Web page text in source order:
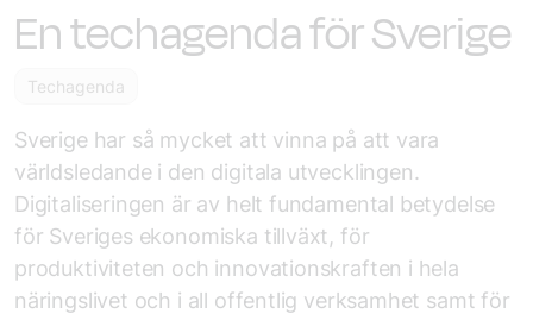
En techagenda för Sverige
Techagenda
Sverige har så mycket att vinna på att vara
världsledande i den digitala utvecklingen.
Digitaliseringen är av helt fundamental betydelse
för Sveriges ekonomiska tillväxt, för
produktiviteten och innovationskraften i hela
näringslivet och i all offentlig verksamhet samt för